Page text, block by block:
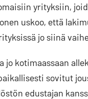
yrityksiin,
uskoo, että
jo siinä
jo kotimaassaan
sovitut
edustajan